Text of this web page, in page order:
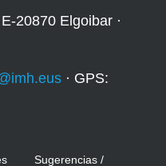
20870 Elgoibar ·
· GPS:
Sugerencias /